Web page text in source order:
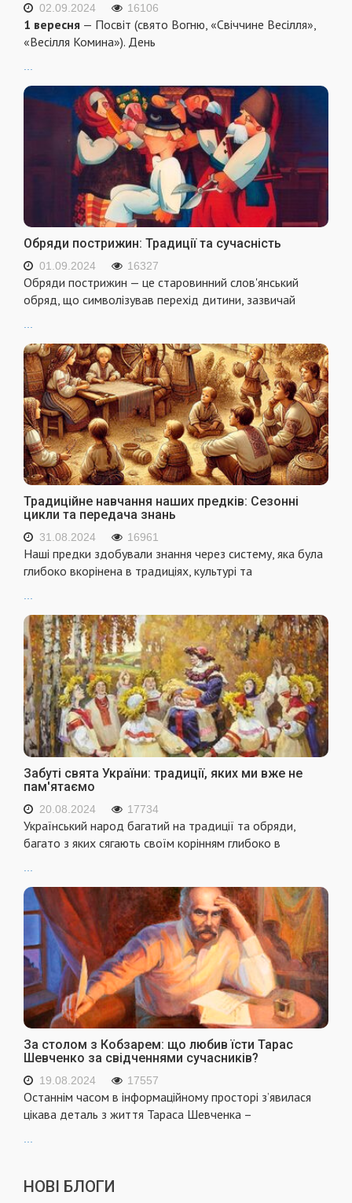
02.09.2024 16106
1 вересня — Посвіт (свято Вогню, «Свіччине Весілля»,
«Весілля Комина»). День
Обряди пострижин: Традиції та сучасність
01.09.2024 16327
Обряди пострижин — це старовинний слов'янський
обряд, що символізував перехід дитини, зазвичай
Традиційне навчання наших предків: Сезонні
цикли та передача знань
31.08.2024 16961
Наші предки здобували знання через систему, яка була
глибоко вкорінена в традиціях, культурі та
...
Забуті свята України: традиції, яких ми вже не
пам'ятаємо
20.08.2024 17734
Український народ багатий на традиції та обряди,
багато з яких сягають своїм корінням глибоко в
За столом з Кобзарем: що любив їсти Тарас
Шевченко за свідченнями сучасників?
19.08.2024 17557
Останнім часом в інформаційному просторі з’явилася
цікава деталь з життя Тараса Шевченка –
НОВІ БЛОГИ